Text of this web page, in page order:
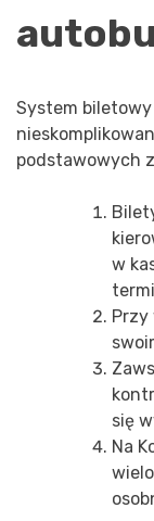
System
podstawowych
w
się
Na